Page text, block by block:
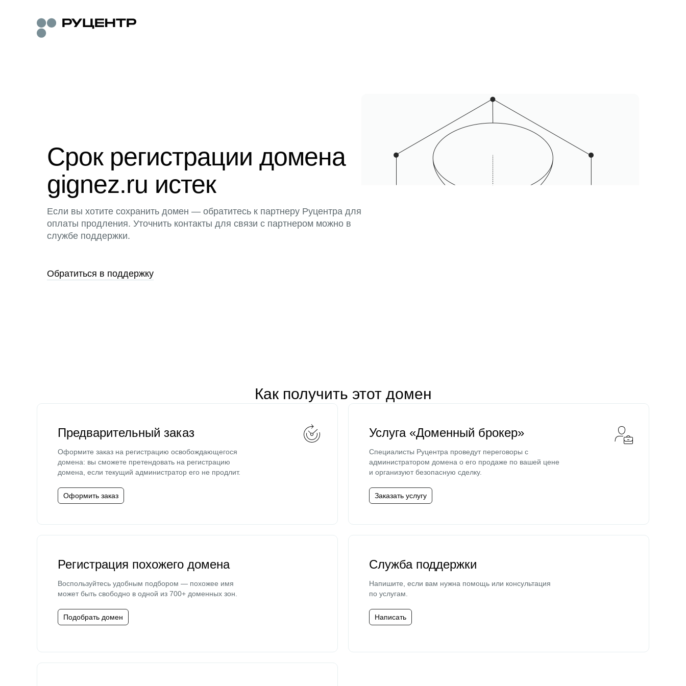
Срок регистрации домена
gignez.ru истек
Если вы хотите сохранить домен — обратитесь к партнеру Руцентра для
оплаты продления. Уточнить контакты для связи с партнером можно в
службе поддержки.
Обратиться в поддержку
Как получить этот домен
Предварительный заказ
Оформите заказ на регистрацию освобождающегося
домена: вы сможете претендовать на регистрацию
домена, если текущий администратор его не продлит.
Оформить заказ
Услуга «Доменный брокер»
Специалисты Руцентра проведут переговоры с
администратором домена о его продаже по вашей цене
и организуют безопасную сделку.
Заказать услугу
Регистрация похожего домена
Воспользуйтесь удобным подбором — похожее имя
может быть свободно в одной из 700+ доменных зон.
Подобрать домен
Служба поддержки
Напишите, если вам нужна помощь или консультация
по услугам.
Написать